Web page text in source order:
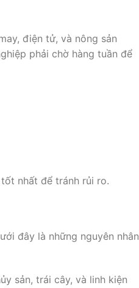
điện tử, và nông sản
phải chờ hàng tuần để
nhất để tránh rủi ro.
đây là những nguyên nhân
sản, trái cây, và linh kiện